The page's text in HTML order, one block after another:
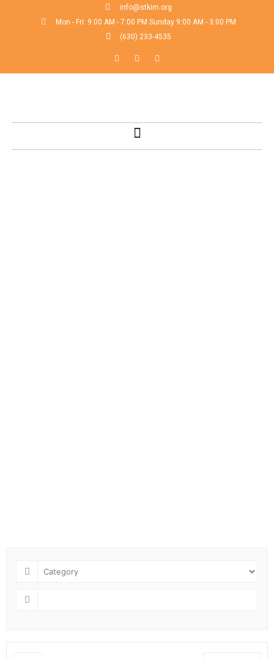
info@stkim.org
Mon - Fri: 9:00 AM - 7:00 PM Sunday 9:00 AM - 3:00 PM
(630) 233-4535